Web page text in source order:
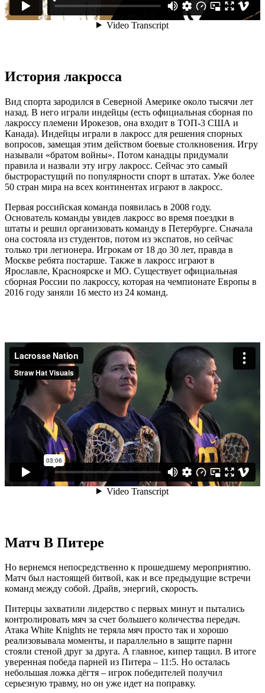
История лакросса
Вид спорта зародился в Северной Америке около тысячи лет
назад. В него играли индейцы (есть официальная сборная по
лакроссу племени Ирокезов, она входит в ТОП-3 США и
Канада). Индейцы играли в лакросс для решения спорных
вопросов, замещая этим действом боевые столкновения. Игру
называли «братом войны». Потом канадцы придумали
правила и назвали эту игру лакросс. Сейчас это самый
быстрорастущий по популярности спорт в штатах. Уже более
50 стран мира на всех континентах играют в лакросс.
Первая российская команда появилась в 2008 году.
Основатель команды увидев лакросс во время поездки в
штаты и решил организовать команду в Петербурге. Сначала
она состояла из студентов, потом из экспатов, но сейчас
только три легионера. Игрокам от 18 до 30 лет, правда в
Москве ребята постарше. Также в лакросс играют в
Ярославле, Красноярске и МО. Существует официальная
сборная России по лакроссу, которая на чемпионате Европы в
2016 году заняли 16 место из 24 команд.
Матч В Питере
Но вернемся непосредственно к прошедшему мероприятию.
Матч был настоящей битвой, как и все предыдущие встречи
команд между собой. Драйв, энергий, скорость.
Питерцы захватили лидерство с первых минут и пытались
контролировать мяч за счет большего количества передач.
Атака White Knights не теряла мяч просто так и хорошо
реализовывала моменты, и параллельно в защите парни
стояли стеной друг за друга. А главное, кипер тащил. В итоге
уверенная победа парней из Питера – 11:5. Но осталась
небольшая ложка дёгтя – игрок победителей получил
серьезную травму, но он уже идет на поправку.